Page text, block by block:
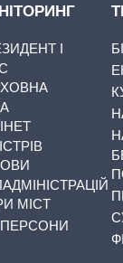
І
МІСТ
ПЕРСОНИ